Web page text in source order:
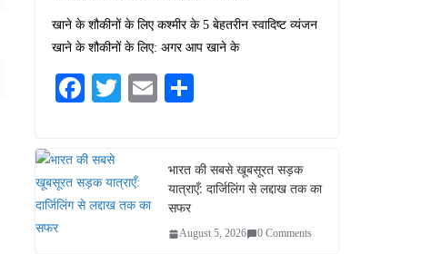
खाने के शौकीनों के लिए कश्मीर के 5 बेहतरीन स्वादिष्ट व्यंजन
खाने के शौकीनों के लिए: अगर आप खाने के
Fa
bo
ok
T
r
E
भारत की सबसे खूबसूरत सड़क
यात्राएँ: दार्जिलिंग से लद्दाख तक का
सफर
August 5, 2026 0 Comments